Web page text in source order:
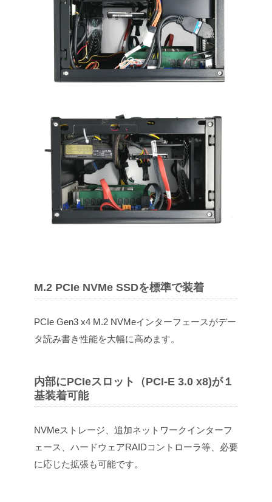
M.2 PCIe NVMe SSDを標準で装着
PCIe Gen3 x4 M.2 NVMeインターフェースがデー
タ読み書き性能を大幅に高めます。
内部にPCIeスロット（PCI-E 3.0 x8)が１
基装着可能
NVMeストレージ、追加ネットワークインターフ
ェース、ハードウェアRAIDコントローラ等、必要
に応じた拡張も可能です。